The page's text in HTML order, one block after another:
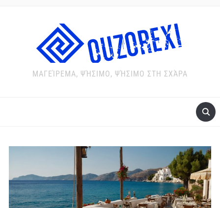
ΜΑΓΕΊΡΕΜΑ, ΨΉΣΙΜΟ, ΨΉΣΙΜΟ ΣΤΗ ΣΧΆΡΑ